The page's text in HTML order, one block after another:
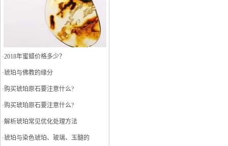
·2018年蜜蜡价格多少？
·琥珀与佛教的缘分
·购买琥珀原石要注意什么?
·购买琥珀原石要注意什么?
·解析琥珀常见优化处理方法
·琥珀与染色琥珀、玻璃、玉髓的